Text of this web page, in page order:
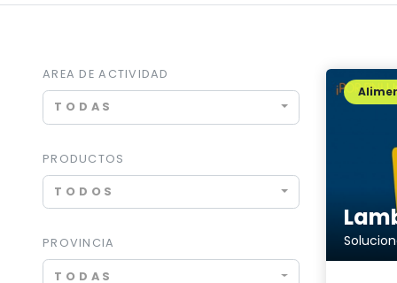
AREA DE ACTIVIDAD
TODAS
PRODUCTOS
TODOS
PROVINCIA
TODAS